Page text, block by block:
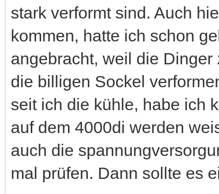
stark verformt sind. Auch
kommen, hatte ich schon
angebracht, weil die
die billigen Sockel
seit ich die kühle, habe ich
auf dem 4000di werden
auch die
mal prüfen. Dann sollte es